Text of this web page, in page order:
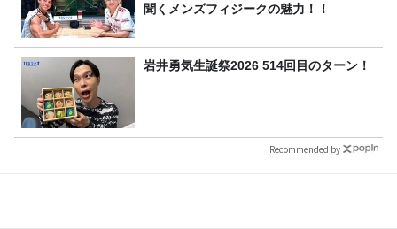
聞くメンズフィジークの魅力！！
岩井勇気生誕祭2026 514回目のターン！
Recommended by